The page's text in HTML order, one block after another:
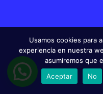
Usamos cookies para
experiencia en nuestra
asumiremos que
Aceptar
No